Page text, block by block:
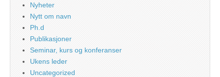
Nyheter
Nytt om navn
Ph.d
Publikasjoner
Seminar, kurs og konferanser
Ukens leder
Uncategorized